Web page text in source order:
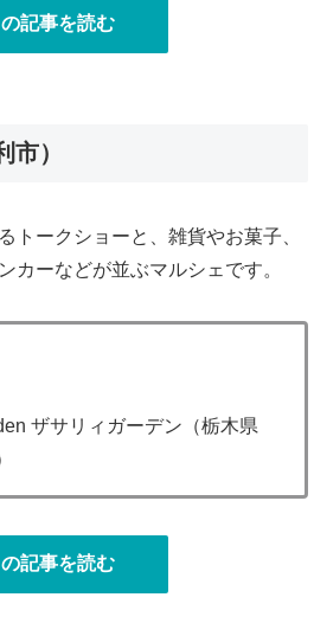
記事を読む
）
トークショーと、雑貨やお菓子、
カーなどが並ぶマルシェです。
ザサリィガーデン（栃木県
記事を読む